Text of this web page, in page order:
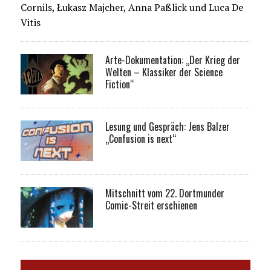
Cornils, Łukasz Majcher, Anna Paßlick und Luca De
Vitis
Arte-Dokumentation: „Der Krieg der
Welten – Klassiker der Science
Fiction“
Lesung und Gespräch: Jens Balzer
„Confusion is next“
Mitschnitt vom 22. Dortmunder
Comic-Streit erschienen